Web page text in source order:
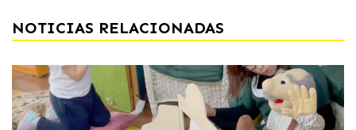
NOTICIAS RELACIONADAS